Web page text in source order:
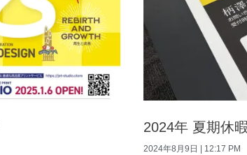
2024年 夏期休
2024年8月9日 12:17 PM